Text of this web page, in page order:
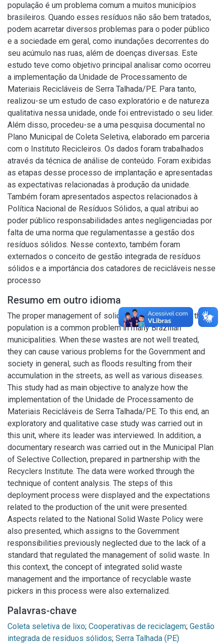
população é um problema comum a muitos municípios
brasileiros. Quando esses resíduos não são bem tratados,
podem acarretar diversos problemas para o poder público
e a sociedade em geral, como inundações decorrentes do
seu acúmulo nas ruas, além de doenças diversas. Este
estudo teve como objetivo principal analisar como ocorreu
a implementação da Unidade de Processamento de
Materiais Recicláveis de Serra Talhada/PE. Para tanto,
realizou-se um estudo de caso exploratório e de natureza
qualitativa nessa unidade, onde foi entrevistado o seu lider.
Além disso, procedeu-se a uma pesquisa documental no
Plano Municipal de Coleta Seletiva, elaborado em parceria
com o Instituto Recicleiros. Os dados foram trabalhados
através da técnica de análise de conteúdo. Foram exibidas
as etapas desse processo de implantação e apresentadas
as expectativas relacionadas à produção da unidade.
Também foram apresentados aspectos relacionados à
Política Nacional de Resíduos Sólidos, a qual atribui ao
poder público responsabilidades antes negligenciadas por
falta de uma norma que regulamentasse a gestão dos
resíduos sólidos. Nesse contexto, também foram
externados o conceito de gestão integrada de resíduos
sólidos e a importância dos catadores de recicláveis nesse
processo
Resumo em outro idioma
The proper management of solid waste generated by the
population is a common problem in many Brazilian
municipalities. When these wastes are not well treated,
they can cause various problems for the Government and
society in general, such as floods resulting from their
accumulation in the streets, as well as various diseases.
This study had as main objective to analyze how the
implementation of the Unidade de Processamento de
Materiais Recicláveis de Serra Talhada/PE. To this end, an
exploratory and qualitative case study was carried out in
this unit, where its leader was interviewed. In addition, a
documentary research was carried out in the Municipal Plan
of Selective Collection, prepared in partnership with the
Recyclers Institute. The data were worked through the
technique of content analysis. The steps of this
deployment process were displayed and the expectations
related to the production of the unit were presented.
Aspects related to the National Solid Waste Policy were
also presented, which assigns to the Government
responsibilities previously neglected due to the lack of a
standard that regulated the management of solid waste. In
this context, the concept of integrated solid waste
management and the importance of recyclable waste
pickers in this process were also externalized.
Palavras-chave
Coleta seletiva de lixo; Cooperativas de reciclagem; Gestão
integrada de resíduos sólidos; Serra Talhada (PE)